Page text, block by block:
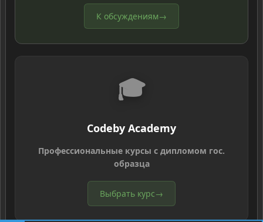
К обсуждениям→
🎓
Codeby Academy
Профессиональные курсы с дипломом гос.
образца
Выбрать курс→